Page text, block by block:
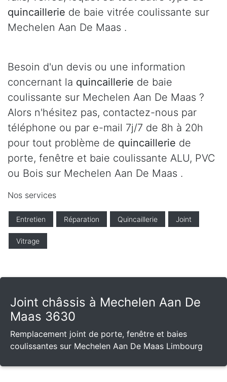
quincaillerie de baie vitrée coulissante sur
Mechelen Aan De Maas .
Besoin d'un devis ou une information
concernant la quincaillerie de baie
coulissante sur Mechelen Aan De Maas ?
Alors n'hésitez pas, contactez-nous par
téléphone ou par e-mail 7j/7 de 8h à 20h
pour tout problème de quincaillerie de
porte, fenêtre et baie coulissante ALU, PVC
ou Bois sur Mechelen Aan De Maas .
Nos services
Entretien Réparation Quincaillerie Joint
Vitrage
Joint châssis à Mechelen Aan De
Maas 3630
Remplacement joint de porte, fenêtre et baies
coulissantes sur Mechelen Aan De Maas Limbourg